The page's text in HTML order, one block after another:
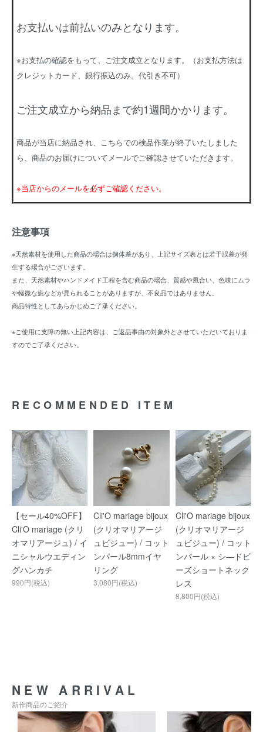
お支払いは前払いのみとなります。
※お支払の確認をもって、ご注文成立となります。（お支払方法は
クレジットカード、銀行振込のみ。代引き不可）
ご注文成立から納品まで約1週間かかります。
商品が当店に納品され、こちらでの検品作業が終了いたしました
ら、商品のお届けについてメールでご確認させていただきます。
※当店からのメールを必ずご確認ください。
注意事項
※天然素材を使用した商品の場合は個体差があり、上記サイズ表とは若干誤差が発
生する場合がございます。
また、天然素材やハンドメイド工程を含む商品の場合、質感や風合い、色味にムラ
や軽微な疵などが見られることがありますが、不良品ではありません。
商品特性としてあらかじめご了承ください。
※ご使用に支障の無い上記内容は、ご返品事由の対象外とさせていただいておりま
すのでご了承ください。
RECOMMENDED ITEM
【セール40%OFF】
Cli'O mariage (クリ
オマリアージュ) / イ
ニシャルウエディン
グハンカチ
990円(税込)
Cli'O mariage bijoux
(クリオマリアージ
ュビジュー) / コット
ンパール8mmイヤ
リング
3,080円(税込)
Cli'O mariage bijoux
(クリオマリアージ
ュビジュー) / コット
ンパール × シ―ドビ
ーズショートネック
レス
8,800円(税込)
NEW ARRIVAL
新作商品のご紹介